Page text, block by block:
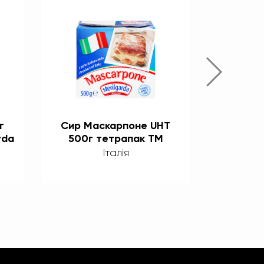
Сир Маскарпоне UHT
500г тетрапак ТМ
Sterilgarda Alimenti
Італія